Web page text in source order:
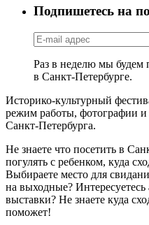
Подпишетесь на
Раз в неделю мы будем
в Санкт-Петербурге.
Историко-культурный
режим работы, фотографии
Санкт-Петербурга.
Не знаете что посетить в
погулять с ребенком, куда
Выбираете место для
на выходные?
выставки? Не знаете куда
поможет!